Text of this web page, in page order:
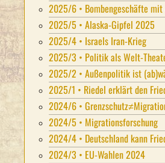
2025/6 • Bombengeschäfte mit
2025/5 • Alaska-Gipfel 2025
2025/4 • Israels Iran-Krieg
2025/3 • Politik als Welt-
2025/2 • Außenpolitik ist
2025/1 • Riedel erklärt den
2024/6 •
2024/5 • Migrationsforschung
2024/4 • Deutschland kann
2024/3 • EU-Wahlen 2024